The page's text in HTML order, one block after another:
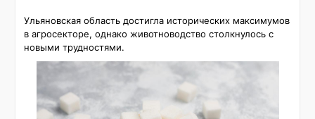
Ульяновская область достигла исторических максимумов
в агросекторе, однако животноводство столкнулось с
новыми трудностями.